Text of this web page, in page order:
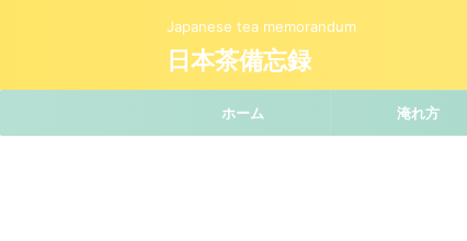
Japanese tea memorandum
日本茶備忘録
ホーム 淹れ方